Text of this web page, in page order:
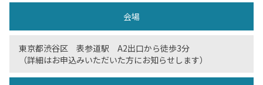
会場
東京都渋谷区 表参道駅 A2出口から徒歩3分
（詳細はお申込みいただいた方にお知らせします）